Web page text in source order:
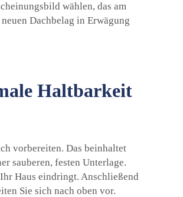
wählen, das am
Dachbelag in Erwägung
Haltbarkeit
vorbereiten. Das beinhaltet
sauberen, festen Unterlage.
Haus eindringt. Anschließend
Sie sich nach oben vor.